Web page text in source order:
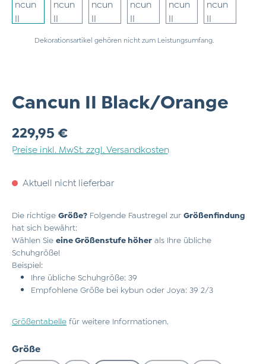
Dekorationsartikel gehören nicht zum Leistungsumfang.
Cancun II Black/Orange
Regulärer Preis:
229,95 €
Preise inkl. MwSt. zzgl. Versandkosten
Aktuell nicht lieferbar
Die richtige Größe? Folgende Faustregel zur Größenfindung
hat sich bewährt:
Wählen Sie eine Größenstufe höher als Ihre übliche
Schuhgröße!
Beispiel:
Ihre übliche Schuhgröße: 39
Empfohlene Größe bei kybun oder Joya: 39 2/3
Größentabelle für weitere Informationen.
Größeauswählen